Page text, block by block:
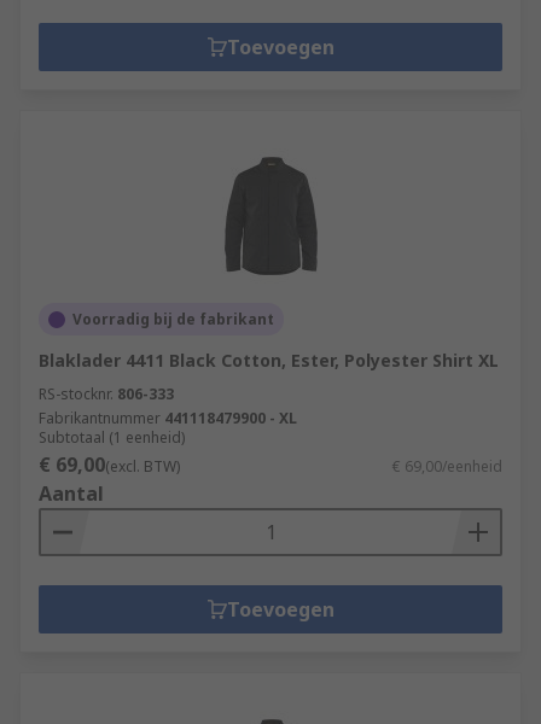
Toevoegen
Voorradig bij de fabrikant
Blaklader 4411 Black Cotton, Ester, Polyester Shirt XL
RS-stocknr. 806-333
Fabrikantnummer 441118479900 - XL
Subtotaal (1 eenheid)
€ 69,00(excl. BTW) € 69,00/eenheid
Aantal
Toevoegen